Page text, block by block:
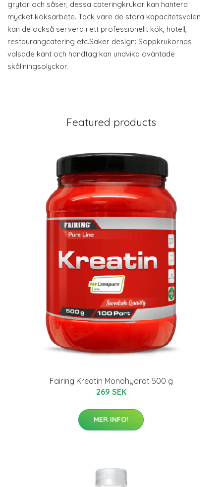
grytor och såser, dessa cateringkrukor kan hantera
mycket köksarbete. Tack vare de stora kapacitetsvalen
kan de också servera i ett professionellt kök, hotell,
restaurangcatering etc.Säker design: Soppkrukornas
valsade kant och handtag kan undvika oväntade
skållningsolyckor.
Featured products
Fairing Kreatin Monohydrat 500 g
269 SEK
MER INFO!